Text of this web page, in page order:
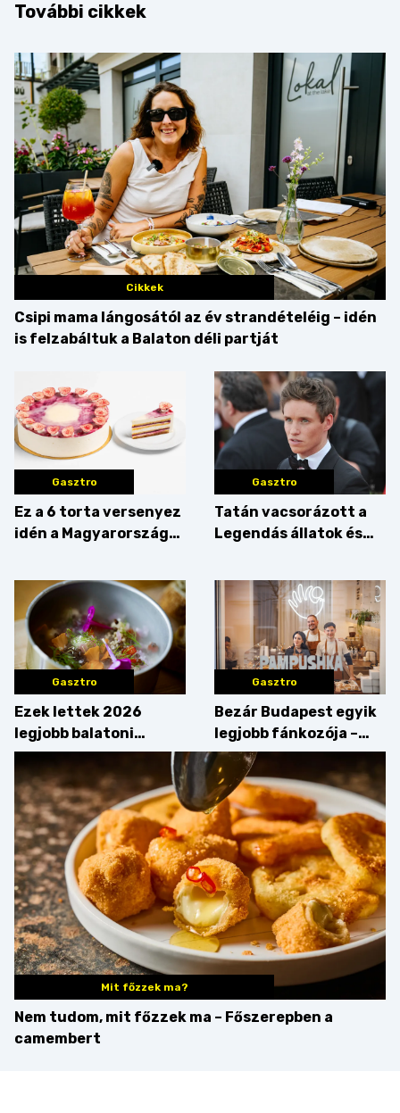
További cikkek
Cikkek
Csipi mama lángosától az év strandételéig – idén
is felzabáltuk a Balaton déli partját
Gasztro
Ez a 6 torta versenyez
idén a Magyarország
Gasztro
Tatán vacsorázott a
Legendás állatok és
Gasztro
Ezek lettek 2026
legjobb balatoni
strandételei –
végigkóstoltuk a
győzteseket
Gasztro
Bezár Budapest egyik
legjobb fánkozója –
búcsúzik a Pampushka
Mit főzzek ma?
Nem tudom, mit főzzek ma – Főszerepben a
camembert